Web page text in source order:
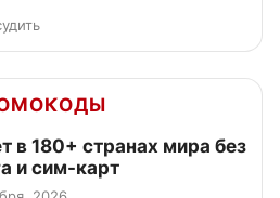
в 180+ странах мира без
и сим-карт